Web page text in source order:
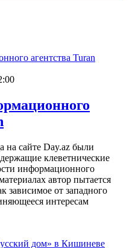
на сайте Day.az были
клеветнические
информационного
автор пытается
зависимое от западного
интересам